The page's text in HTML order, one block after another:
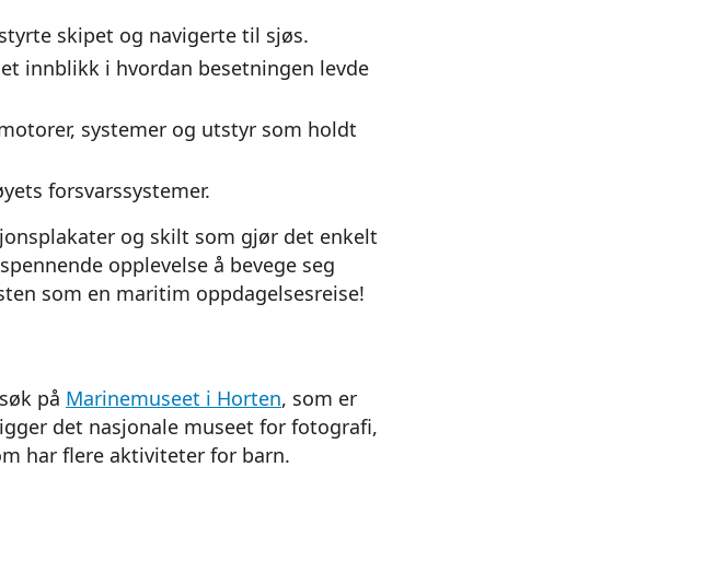
skipet og navigerte til sjøs.
innblikk i hvordan besetningen levde
systemer og utstyr som holdt
forsvarssystemer.
og skilt som gjør det enkelt
opplevelse å bevege seg
som en maritim oppdagelsesreise!
på Marinemuseet i Horten, som er
det nasjonale museet for fotografi,
har flere aktiviteter for barn.